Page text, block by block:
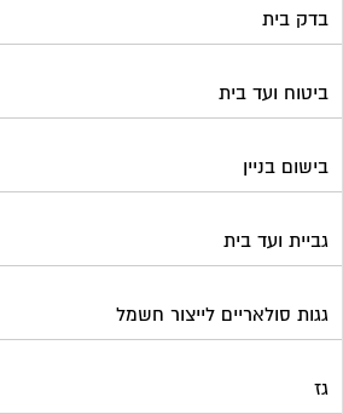
בדק בית
ביטוח ועד בית
בישום בניין
גביית ועד בית
גגות סולאריים לייצור חשמל
גז